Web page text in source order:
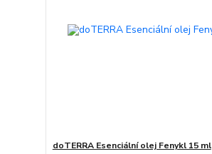
doTERRA Esenciální olej Fenykl 15 ml